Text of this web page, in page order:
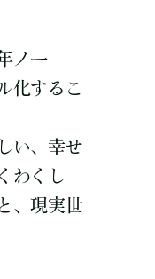
ノー
化するこ
い、幸せ
わくし
、現実世